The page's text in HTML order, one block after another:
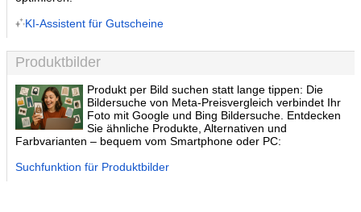
KI-Assistent für Gutscheine
Produktbilder
Produkt per Bild suchen statt lange tippen: Die
Bildersuche von Meta-Preisvergleich verbindet Ihr
Foto mit Google und Bing Bildersuche. Entdecken
Sie ähnliche Produkte, Alternativen und
Farbvarianten – bequem vom Smartphone oder PC:
Suchfunktion für Produktbilder